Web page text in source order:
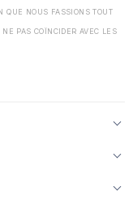
QUE NOUS FASSIONS TOUT
PAS COÏNCIDER AVEC LES
***
***